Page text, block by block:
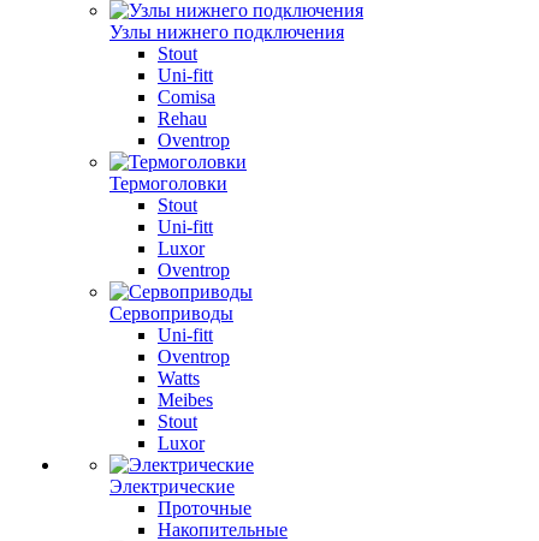
Узлы нижнего подключения
Stout
Uni-fitt
Comisa
Rehau
Oventrop
Термоголовки
Stout
Uni-fitt
Luxor
Oventrop
Сервоприводы
Uni-fitt
Oventrop
Watts
Meibes
Stout
Luxor
Электрические
Проточные
Накопительные